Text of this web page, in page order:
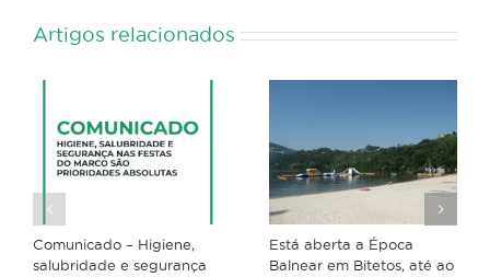
Artigos relacionados
Comunicado – Higiene,
salubridade e segurança
Está aberta a Época
Balnear em Bitetos, até ao